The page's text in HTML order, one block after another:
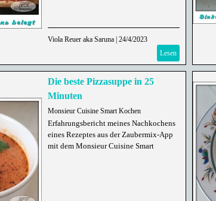
Viola Reuer aka Saruna| 24/4/2023
Lesen
Die beste Pizzasuppe in 25
Minuten
Monsieur Cuisine Smart Kochen
Erfahrungsbericht meines Nachkochens
eines Rezeptes aus der Zaubermix-App
mit dem Monsieur Cuisine Smart